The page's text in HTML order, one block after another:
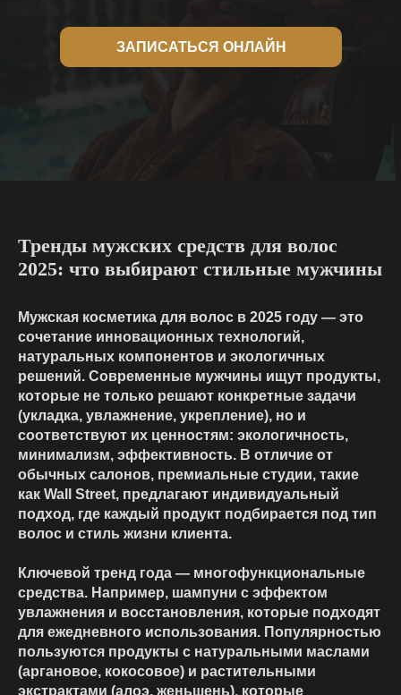
ЗАПИСАТЬСЯ ОНЛАЙН
Тренды мужских средств для волос
2025: что выбирают стильные мужчины
Мужская косметика для волос в 2025 году — это
сочетание инновационных технологий,
натуральных компонентов и экологичных
решений. Современные мужчины ищут продукты,
которые не только решают конкретные задачи
(укладка, увлажнение, укрепление), но и
соответствуют их ценностям: экологичность,
минимализм, эффективность. В отличие от
обычных салонов, премиальные студии, такие
как Wall Street, предлагают индивидуальный
подход, где каждый продукт подбирается под тип
волос и стиль жизни клиента.
Ключевой тренд года — многофункциональные
средства. Например, шампуни с эффектом
увлажнения и восстановления, которые подходят
для ежедневного использования. Популярностью
пользуются продукты с натуральными маслами
(аргановое, кокосовое) и растительными
экстрактами (алоэ, женьшень), которые